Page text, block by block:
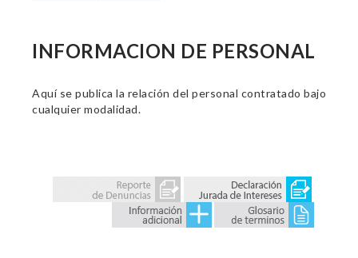
INFORMACION DE PERSONAL
Aquí se publica la relación del personal contratado bajo
cualquier modalidad.